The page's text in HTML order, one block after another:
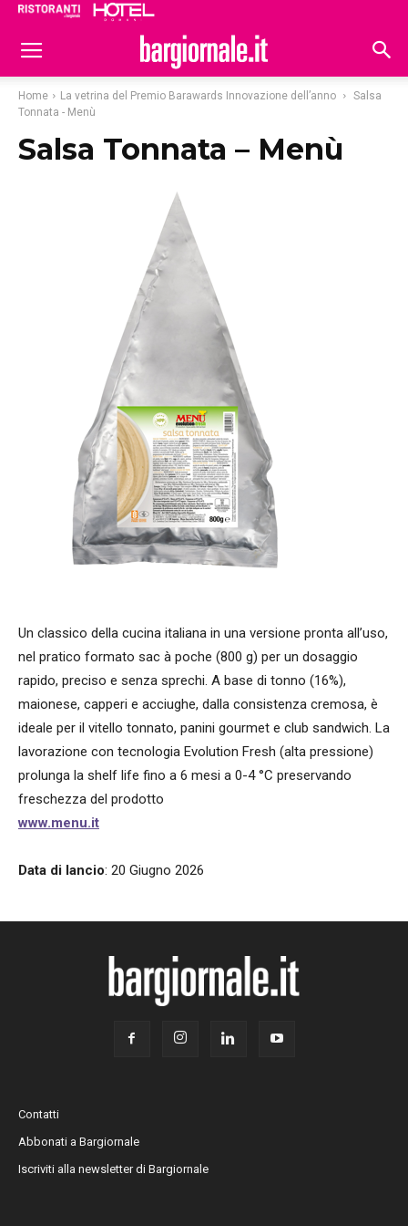
Home La vetrina del Premio Barawards Innovazione dell’anno
Salsa
Tonnata - Menù
Salsa Tonnata – Menù
Un classico della cucina italiana in una versione pronta all’uso,
nel pratico formato sac à poche (800 g) per un dosaggio
rapido, preciso e senza sprechi. A base di tonno (16%),
maionese, capperi e acciughe, dalla consistenza cremosa, è
ideale per il vitello tonnato, panini gourmet e club sandwich. La
lavorazione con tecnologia Evolution Fresh (alta pressione)
prolunga la shelf life fino a 6 mesi a 0-4 °C preservando
freschezza del prodotto
www.menu.it
Data di lancio: 20 Giugno 2026
Contatti
Abbonati a Bargiornale
Iscriviti alla newsletter di Bargiornale